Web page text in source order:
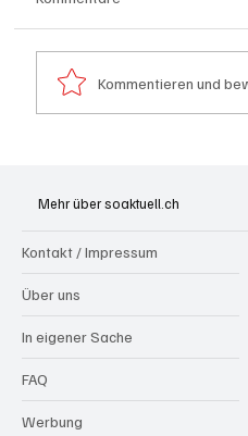
Kommentieren und
Mehr über soaktuell.ch
Kontakt / Impressum
Über uns
In eigener Sache
FAQ
Werbung